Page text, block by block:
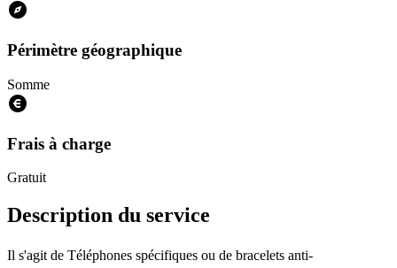
Périmètre géographique
Somme
Frais à charge
Gratuit
Description du service
Il s'agit de Téléphones spécifiques ou de bracelets anti-